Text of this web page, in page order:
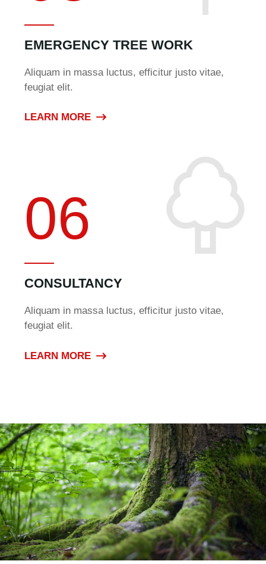
EMERGENCY TREE WORK
Aliquam in massa luctus, efficitur justo vitae,
feugiat elit.
LEARN MORE
06
CONSULTANCY
Aliquam in massa luctus, efficitur justo vitae,
feugiat elit.
LEARN MORE